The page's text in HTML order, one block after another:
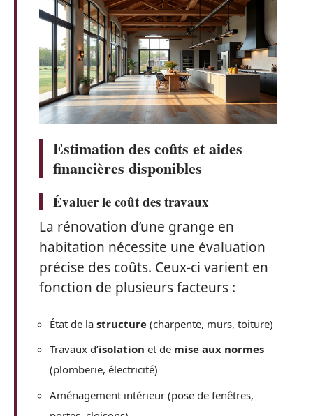
Estimation des coûts et aides
financières disponibles
Évaluer le coût des travaux
La rénovation d’une grange en
habitation nécessite une évaluation
précise des coûts. Ceux-ci varient en
fonction de plusieurs facteurs :
État de la structure (charpente, murs, toiture)
Travaux d’isolation et de mise aux normes
(plomberie, électricité)
Aménagement intérieur (pose de fenêtres,